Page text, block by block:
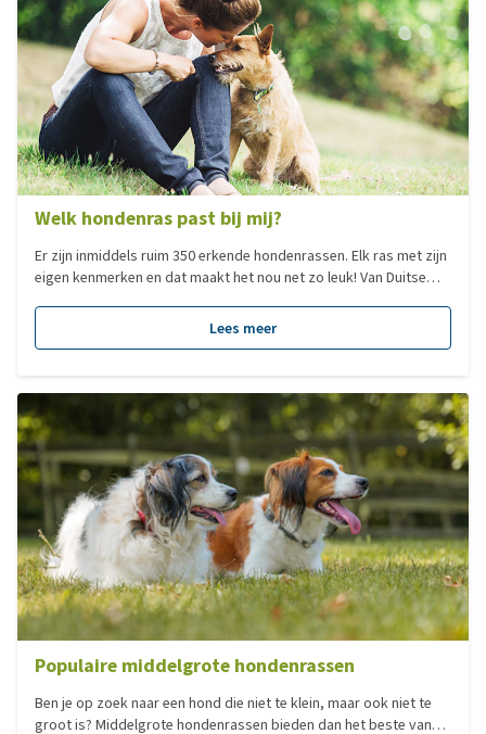
Welk hondenras past bij mij?
Er zijn inmiddels ruim 350 erkende hondenrassen. Elk ras met zijn
eigen kenmerken en dat maakt het nou net zo leuk! Van Duitse
mensen zoeken een hond op basis van het formaat. Dit zegt
echter niks over het karakter van een hond en dus ook niet of
Lees meer
Populaire middelgrote hondenrassen
Ben je op zoek naar een hond die niet te klein, maar ook niet te
groot is? Middelgrote hondenrassen bieden dan het beste van